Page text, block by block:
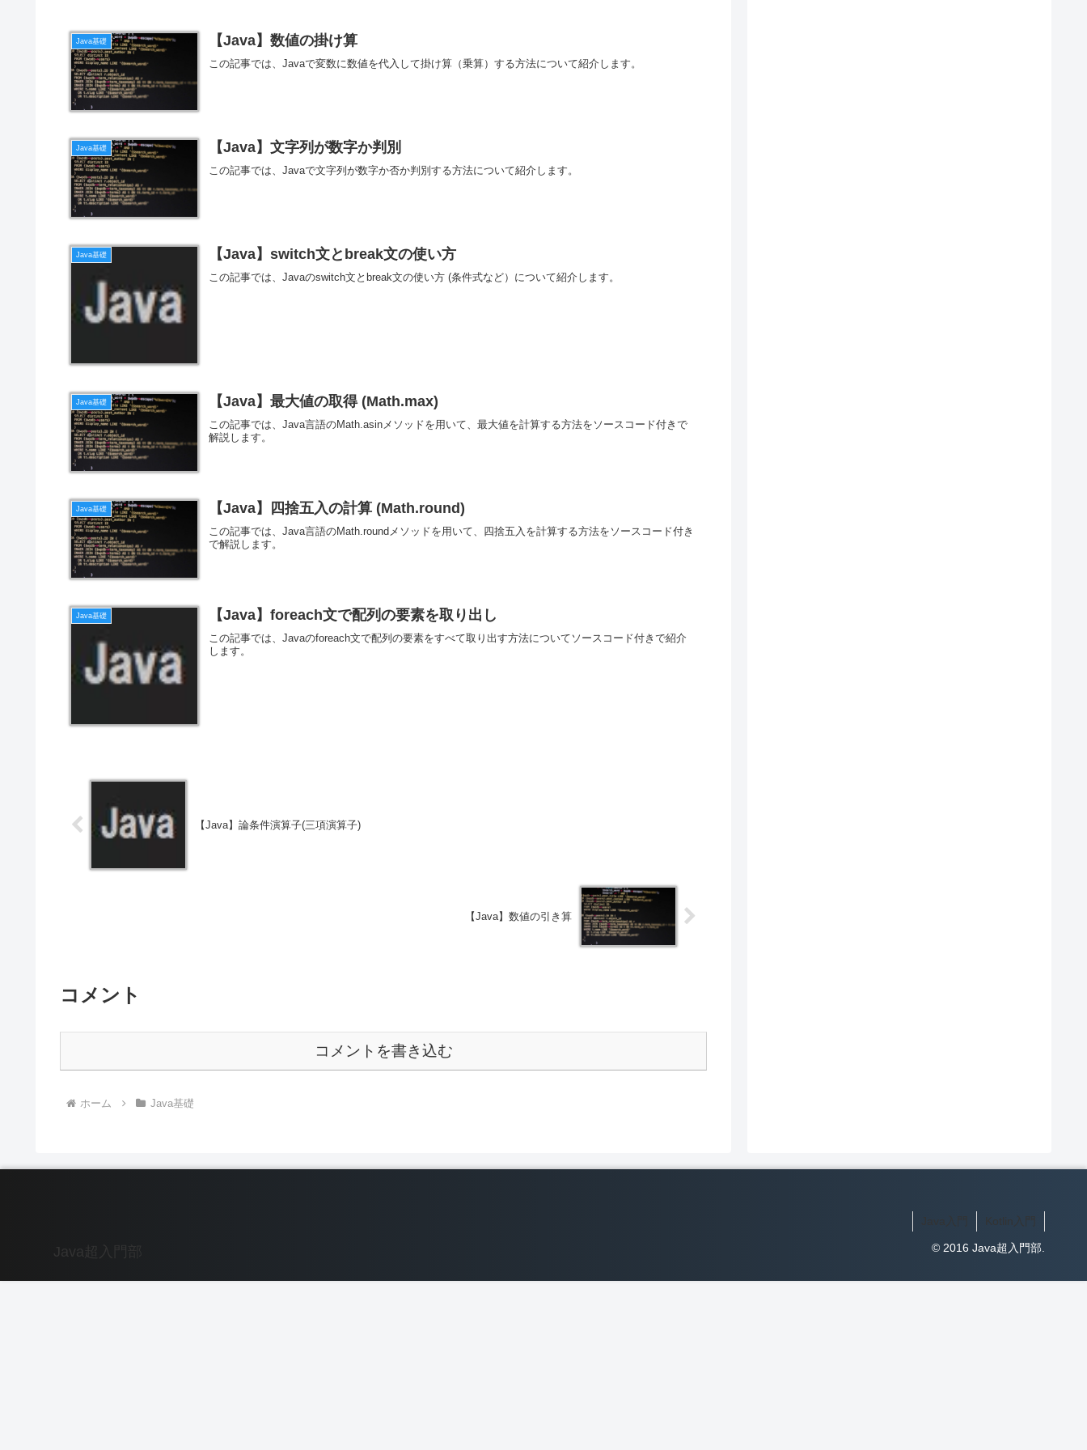
Java基礎 【Java】数値の掛け算
この記事では、Javaで変数に数値を代入して掛け算（乗算）する方法について紹介します。
Java基礎 【Java】文字列が数字か判別
この記事では、Javaで文字列が数字か否か判別する方法について紹介します。
Java基礎 【Java】switch文とbreak文の使い方
この記事では、Javaのswitch文とbreak文の使い方 (条件式など）について紹介します。
Java基礎 【Java】最大値の取得 (Math.max)
この記事では、Java言語のMath.asinメソッドを用いて、最大値を計算する方法をソースコード付きで
解説します。
Java基礎 【Java】四捨五入の計算 (Math.round)
この記事では、Java言語のMath.roundメソッドを用いて、四捨五入を計算する方法をソースコード付き
で解説します。
Java基礎 【Java】foreach文で配列の要素を取り出し
この記事では、Javaのforeach文で配列の要素をすべて取り出す方法についてソースコード付きで紹介
します。
【Java】論条件演算子(三項演算子)
【Java】数値の引き算
コメント
コメントを書き込む
ホーム Java基礎
Java超入門部
Kotlin入門
© 2016 Java超入門部.